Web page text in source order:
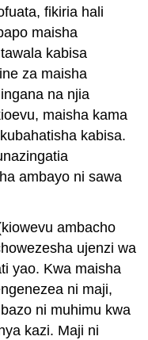
fikiria hali
maisha
kabisa
za maisha
na njia
maisha kama
kabisa.
ambayo ni sawa
ambacho
ujenzi wa
yao. Kwa maisha
ni maji,
ni muhimu kwa
kazi. Maji ni